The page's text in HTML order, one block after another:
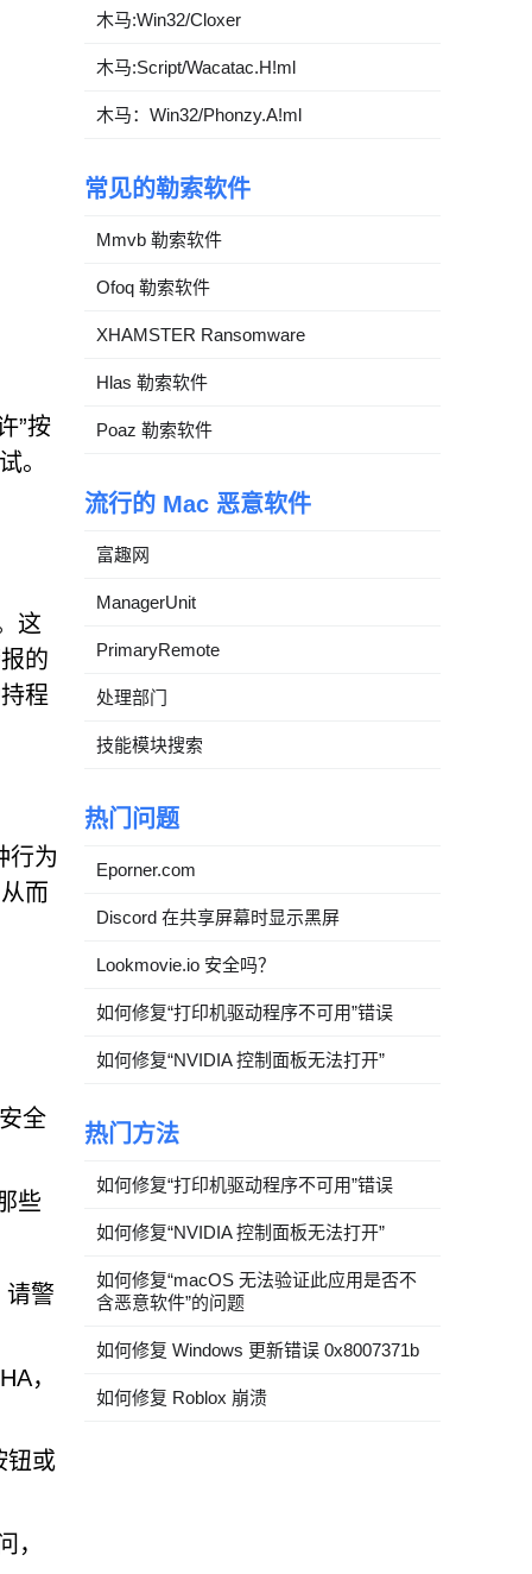
”按
。
这
的
程
行为
而
全
些
请警
，
钮或
，
木马:Win32/Cloxer
木马:Script/Wacatac.H!ml
木马：Win32/Phonzy.A!ml
常见的勒索软件
Mmvb 勒索软件
Ofoq 勒索软件
XHAMSTER Ransomware
Hlas 勒索软件
Poaz 勒索软件
流行的 Mac 恶意软件
富趣网
ManagerUnit
PrimaryRemote
处理部门
技能模块搜索
热门问题
Eporner.com
Discord 在共享屏幕时显示黑屏
Lookmovie.io 安全吗？
如何修复“打印机驱动程序不可用”错误
如何修复“NVIDIA 控制面板无法打开”
热门方法
如何修复“打印机驱动程序不可用”错误
如何修复“NVIDIA 控制面板无法打开”
如何修复“macOS 无法验证此应用是否不
含恶意软件”的问题
如何修复 Windows 更新错误 0x8007371b
如何修复 Roblox 崩溃